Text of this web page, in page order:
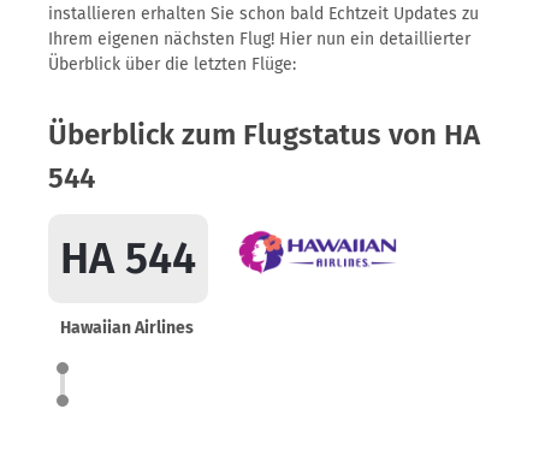
installieren erhalten Sie schon bald Echtzeit Updates zu
Ihrem eigenen nächsten Flug! Hier nun ein detaillierter
Überblick über die letzten Flüge:
Überblick zum Flugstatus von HA
544
HA 544
Hawaiian Airlines